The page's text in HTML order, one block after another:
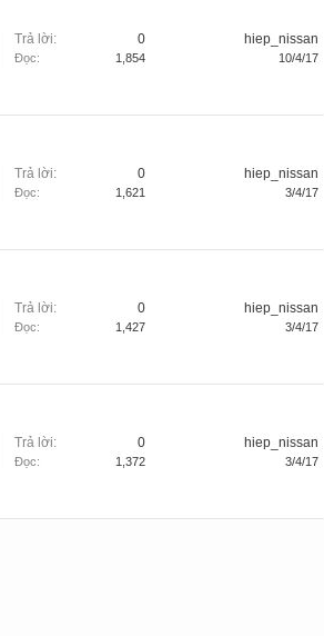
Trả lời: 0
Đọc: 1,854
hiep_nissan
10/4/17
Trả lời: 0
Đọc: 1,621
hiep_nissan
3/4/17
Trả lời: 0
Đọc: 1,427
hiep_nissan
3/4/17
Trả lời: 0
Đọc: 1,372
hiep_nissan
3/4/17